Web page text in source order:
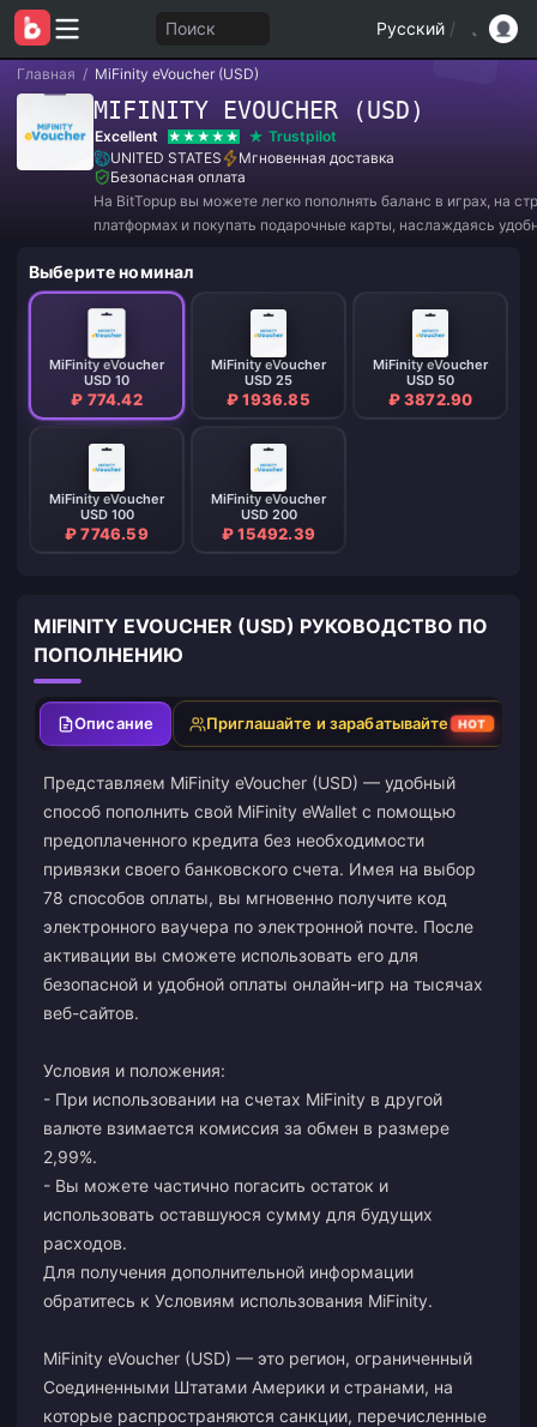
Поиск Русский /
Главная / MiFinity eVoucher (USD)
MIFINITY EVOUCHER (USD)
Excellent
Trustpilot
UNITED STATES
Мгновенная доставка
Безопасная оплата
На BitTopup вы можете легко пополнять баланс в играх, на
платформах и покупать подарочные карты, наслаждаясь
Выберите номинал
MiFinity eVoucher
USD 10
₽ 774.42
MiFinity eVoucher
USD 25
₽ 1936.85
MiFinity eVoucher
USD 50
₽ 3872.90
MiFinity eVoucher
USD 100
₽ 7746.59
MiFinity eVoucher
USD 200
₽ 15492.39
MIFINITY EVOUCHER (USD) РУКОВОДСТВО ПО
ПОПОЛНЕНИЮ
Описание Приглашайте и зарабатывайте HOT
Представляем MiFinity eVoucher (USD) — удобный
способ пополнить свой MiFinity eWallet с помощью
предоплаченного кредита без необходимости
привязки своего банковского счета. Имея на выбор
78 способов оплаты, вы мгновенно получите код
электронного ваучера по электронной почте. После
активации вы сможете использовать его для
безопасной и удобной оплаты онлайн-игр на тысячах
веб-сайтов.
Условия и положения:
- При использовании на счетах MiFinity в другой
валюте взимается комиссия за обмен в размере
2,99%.
- Вы можете частично погасить остаток и
использовать оставшуюся сумму для будущих
расходов.
Для получения дополнительной информации
обратитесь к Условиям использования MiFinity.
MiFinity eVoucher (USD) — это регион, ограниченный
Соединенными Штатами Америки и странами, на
которые распространяются санкции, перечисленные